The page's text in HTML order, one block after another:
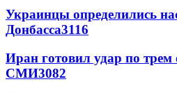
Украинцы определились
Донбасса3116
Иран готовил удар по
СМИ3082